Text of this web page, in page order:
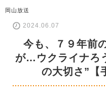
岡山放送
2024.06.07
今も、７９年前
が…ウクライナろ
の大切さ”【